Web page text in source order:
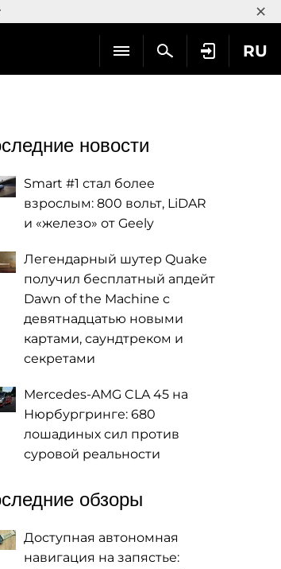
×
RU
новости
Smart #1 стал более
взрослым: 800 вольт, LiDAR
и «железо» от Geely
Легендарный шутер Quake
получил бесплатный апдейт
Dawn of the Machine с
девятнадцатью новыми
картами, саундтреком и
секретами
Mercedes-AMG CLA 45 на
Нюрбургринге: 680
лошадиных сил против
суровой реальности
обзоры
Доступная автономная
навигация на запястье: